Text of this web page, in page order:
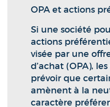
OPA et actions
Si une société
actions
visée par une
d’achat (OPA),
prévoir que
amènent à la
caractère